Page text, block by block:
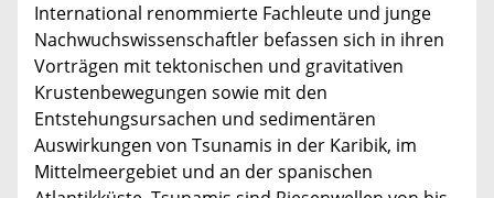
International renommierte Fachleute und junge
Nachwuchswissenschaftler befassen sich in ihren
Vorträgen mit tektonischen und gravitativen
Krustenbewegungen sowie mit den
Entstehungsursachen und sedimentären
Auswirkungen von Tsunamis in der Karibik, im
Mittelmeergebiet und an der spanischen